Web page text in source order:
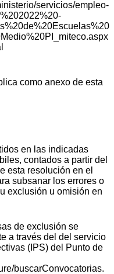
servicios/empleo-
como anexo de esta
en las indicadas
contados a partir del
esta resolución en el
subsanar los errores o
exclusión u omisión en
de exclusión se
a través del del servicio
(IPS) del Punto de
buscarConvocatorias.